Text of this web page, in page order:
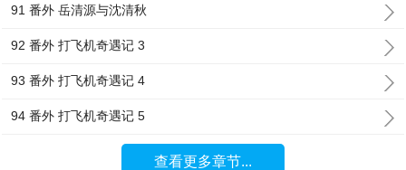
91 番外 岳清源与沈清秋
92 番外 打飞机奇遇记 3
93 番外 打飞机奇遇记 4
94 番外 打飞机奇遇记 5
查看更多章节...